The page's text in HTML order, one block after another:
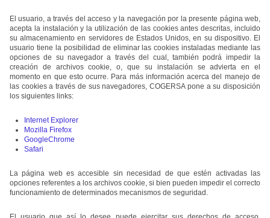
El usuario, a través del acceso y la navegación por la presente página web,
acepta la instalación y la utilización de las cookies antes descritas, incluido
su almacenamiento en servidores de Estados Unidos, en su dispositivo. El
usuario tiene la posibilidad de eliminar las cookies instaladas mediante las
opciones de su navegador a través del cual, también podrá impedir la
creación de archivos cookie, o, que su instalación se advierta en el
momento en que esto ocurre. Para más información acerca del manejo de
las cookies a través de sus navegadores, COGERSA pone a su disposición
los siguientes links:
Internet Explorer
Mozilla Firefox
GoogleChrome
Safari
La página web es accesible sin necesidad de que estén activadas las
opciones referentes a los archivos cookie, si bien pueden impedir el correcto
funcionamiento de determinados mecanismos de seguridad.